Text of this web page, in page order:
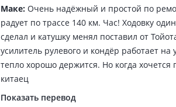
Маке: Очень надёжный и простой по
радует по трассе 140 км. Час! Ходовку
сделал и катушку менял поставил от
усилитель рулевого и кондёр работает
тепло хорошо держится. Но когда
китаец
Показать перевод